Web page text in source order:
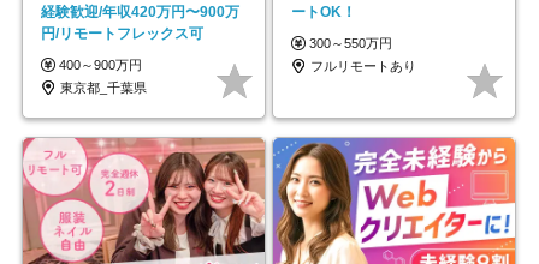
経験歓迎/年収420万円〜900万
円/リモートフレックス可
400～900万円
東京都_千葉県
ートOK！
300～550万円
フルリモートあり